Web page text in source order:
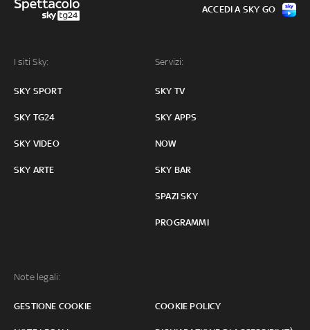
I siti Sky:
SKY SPORT
SKY TG24
SKY VIDEO
SKY ARTE
Servizi:
SKY TV
SKY APPS
NOW
SKY BAR
SPAZI SKY
PROGRAMMI
Note legali:
GESTIONE COOKIE COOKIE POLICY
ACCEDI A SKY GO